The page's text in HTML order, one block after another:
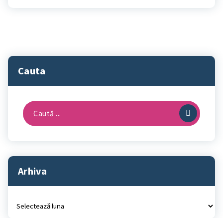
Cauta
Caută
după:
Arhiva